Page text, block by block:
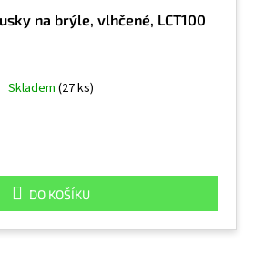
na brýle, vlhčené, LCT100
Skladem (27 ks)
DO KOŠÍKU